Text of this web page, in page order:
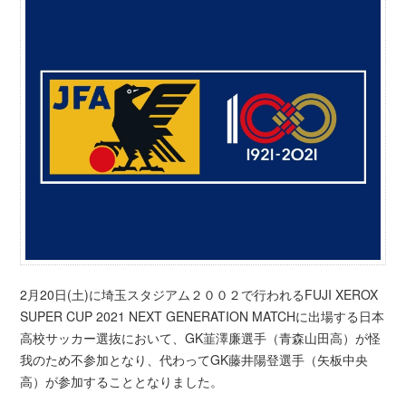
2月20日(土)に埼玉スタジアム２００２で行われるFUJI XEROX
SUPER CUP 2021 NEXT GENERATION MATCHに出場する日本
高校サッカー選抜において、GK韮澤廉選手（青森山田高）が怪
我のため不参加となり、代わってGK藤井陽登選手（矢板中央
高）が参加することとなりました。